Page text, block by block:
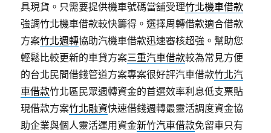
具現貨。只需要提供機車號碼當舖受理竹北機車借款
強調竹北機車借款較快籌得。選擇周轉借款適合借款
方案竹北週轉協助汽機車借款迅速審核超強。幫助您
輕鬆比較更新的車貸方案三重汽車借款較為常見方便
的台北民間借錢管道方案專案很好評汽車借款竹北汽
車借款竹北區民眾週轉資金的首選效率利息低支票貼
現借款方案竹北融資快速借錢週轉最靈活調度資金協
助企業與個人靈活運用資金新竹汽車借款免留車只有